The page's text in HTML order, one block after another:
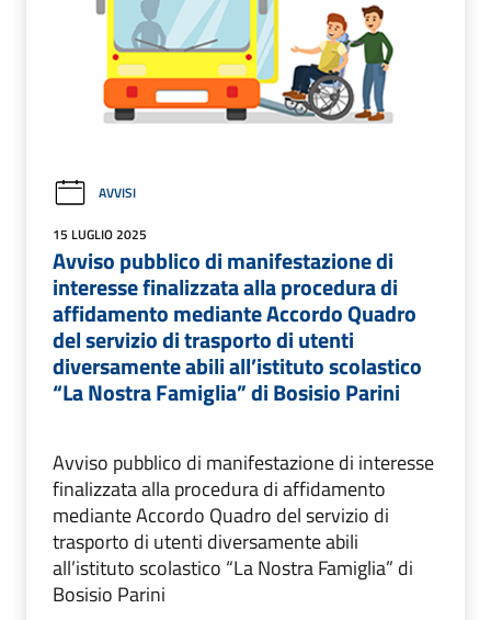
AVVISI
15 LUGLIO 2025
Avviso pubblico di manifestazione di
interesse finalizzata alla procedura di
affidamento mediante Accordo Quadro
del servizio di trasporto di utenti
diversamente abili all’istituto scolastico
“La Nostra Famiglia” di Bosisio Parini
Avviso pubblico di manifestazione di interesse
finalizzata alla procedura di affidamento
mediante Accordo Quadro del servizio di
trasporto di utenti diversamente abili
all’istituto scolastico “La Nostra Famiglia” di
Bosisio Parini